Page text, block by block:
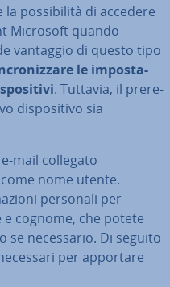
la pos­si­bi­li­tà di accedere
Microsoft quando
vantaggio di questo tipo
le im­po­sta­
. Tuttavia, il pre­re­
di­spo­si­ti­vo sia
mail collegato
nome utente.
personali per
cognome, che potete
se ne­ces­sa­rio. Di seguito
per apportare